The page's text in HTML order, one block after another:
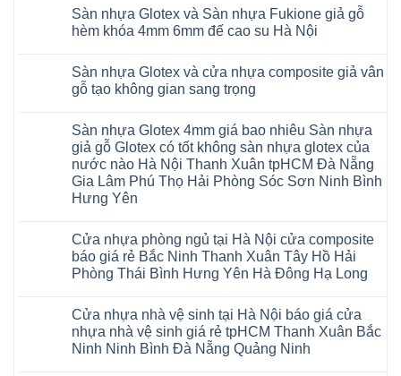
Xuân
Thanh
Trì
Cầu
Giấy
Tây
Hồ
Yên
TpHCM
Bình
Dương
Huế
Cần
Thơ
Đà
Đức
Hoài
Đức
Ninh
Phòng
Tứ
Kỳ
Đan
Phượng
thợ
Sửa
sàn
nhiêu
1m2
tại
Dương
Đà
Nẵng
Khánh
Hải
Phòng
Hưng
Yên
Nghệ
An
Quảng
Thọ
Bắc
Ninh
Tuyên
su
có
hèm
minh
chống
cong
ngót
Gia
Lâm
Thanh
Xuân
Hà
Nội
Từ
Liêm
Đan
Phượng
Bình
Hải
Phòng
giả
gỗ
hèm
thị
trường
rộng
khách
hàng
quan
tâm
nhựa
Hobiwood
4mm
cao
Hà
Quảng
Ninh
Nghệ
An
Bắc
Ninh
Tuyên
Nguyên
bình
luận
ở
Hobiwood
4mm
6mm
hèm
khóa
uy
tín
hàng
đầu
đã
định
tại
Việt
Nam
Sàn nhựa Glotex và Sàn nhựa Fukione giả gỗ
hèm khóa 4mm 6mm đế cao su Hà Nội
bình
luận
ở
Glotex
Sàn
nhựa
Fukione
giả
gỗ
4mm
6mm
đế
cao
su
Sàn nhựa Glotex và cửa nhựa composite giả vân
gỗ tạo không gian sang trọng
bình
luận
ở
Sàn
nhựa
Glotex
và
composite
giả
vân
gỗ
tạo
sang
trọng
Sàn nhựa Glotex 4mm giá bao nhiêu Sàn nhựa
giả gỗ Glotex có tốt không sàn nhựa glotex của
nước nào Hà Nội Thanh Xuân tpHCM Đà Nẵng
Gia Lâm Phú Thọ Hải Phòng Sóc Sơn Ninh Bình
Hưng Yên
bình
luận
ở
Sàn
4mm
giá
bao
nhiêu
Sàn
Cửa nhựa phòng ngủ tại Hà Nội cửa composite
báo giá rẻ Bắc Ninh Thanh Xuân Tây Hồ Hải
Phòng Thái Bình Hưng Yên Hà Đông Hạ Long
bình
luận
ở
Cửa
Cửa nhựa nhà vệ sinh tại Hà Nội báo giá cửa
nhựa nhà vệ sinh giá rẻ tpHCM Thanh Xuân Bắc
Ninh Ninh Bình Đà Nẵng Quảng Ninh